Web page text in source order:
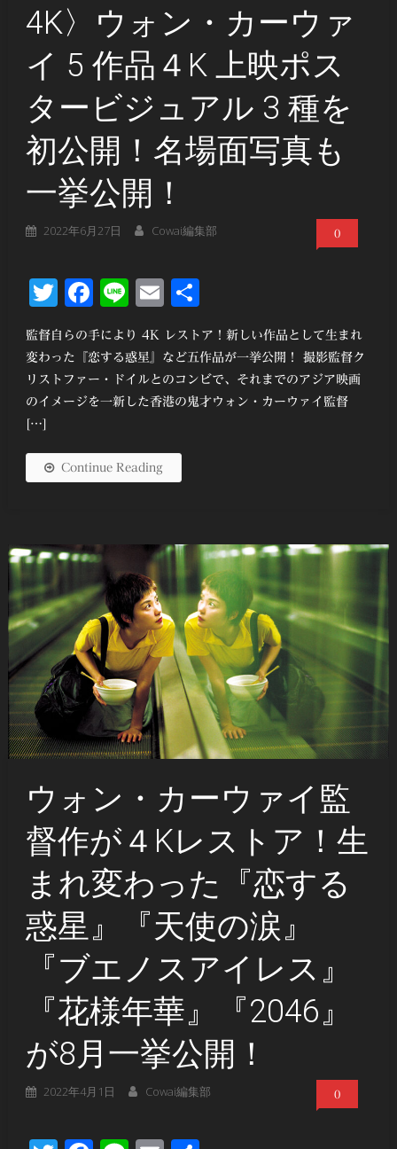
4K〉ウォン・カーウァ
イ 5 作品４K 上映ポス
タービジュアル 3 種を
初公開！名場面写真も
一挙公開！
2022年6月27日 Cowai編集部 0
Twitter
Facebook
LineEmail
監督自らの手により 4K レストア！新しい作品として生まれ
変わった『恋する惑星』など五作品が一挙公開！ 撮影監督ク
リストファー・ドイルとのコンビで、それまでのアジア映画
のイメージを一新した香港の鬼才ウォン・カーウァイ監督
[…]
Continue Reading
ウォン・カーウァイ監
督作が４Kレストア！生
まれ変わった『恋する
惑星』『天使の涙』
『ブエノスアイレス』
『花様年華』『2046』
が8月一挙公開！
2022年4月1日 Cowai編集部 0